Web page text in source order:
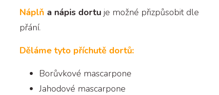
Náplň a nápis dortu je možné přizpůsobit dle
přání.
Děláme tyto příchutě dortů:
Borůvkové mascarpone
Jahodové mascarpone